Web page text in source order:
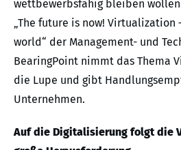
wettbewerbsfähig bleiben
„The future is now! Virtualization
world“ der Management- und
BearingPoint nimmt das Thema
die Lupe und gibt
Unternehmen.
Auf die Digitalisierung folgt die